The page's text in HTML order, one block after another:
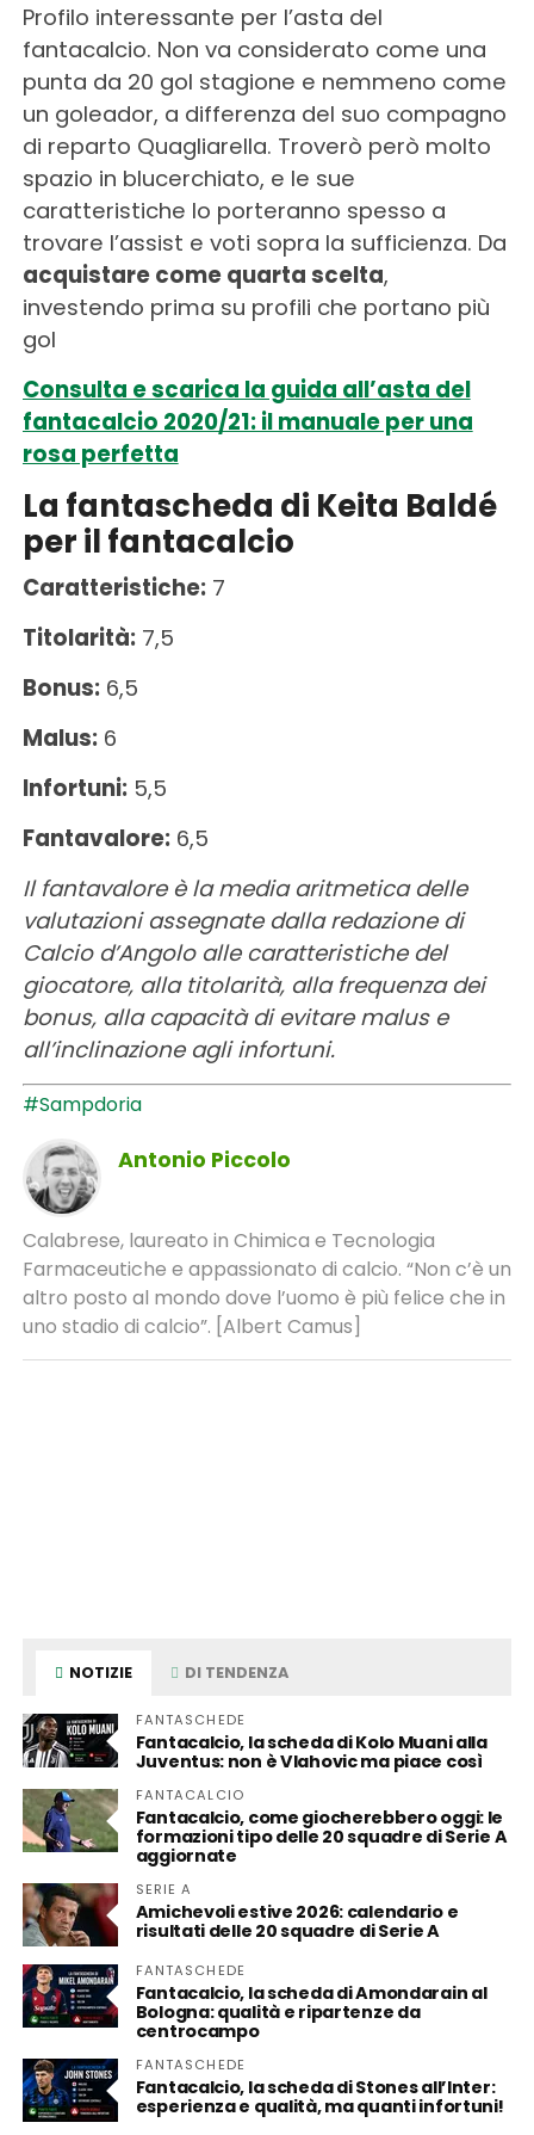
Profilo interessante per l’asta del
fantacalcio. Non va considerato come una
punta da 20 gol stagione e nemmeno come
un goleador, a differenza del suo compagno
di reparto Quagliarella. Troverò però molto
spazio in blucerchiato, e le sue
caratteristiche lo porteranno spesso a
trovare l’assist e voti sopra la sufficienza. Da
acquistare come quarta scelta,
investendo prima su profili che portano più
gol
Consulta e scarica la guida all’asta del
fantacalcio 2020/21: il manuale per una
rosa perfetta
La fantascheda di Keita Baldé
per il fantacalcio
Caratteristiche:7
Titolarità:7,5
Bonus:6,5
Malus:6
Infortuni:5,5
Fantavalore:6,5
Il fantavalore è la media aritmetica delle
valutazioni assegnate dalla redazione di
Calcio d’Angolo alle caratteristiche del
giocatore, alla titolarità, alla frequenza dei
bonus, alla capacità di evitare malus e
all’inclinazione agli infortuni.
#Sampdoria
Antonio Piccolo
Calabrese, laureato in Chimica e Tecnologia
Farmaceutiche e appassionato di calcio. “Non c’è un
altro posto al mondo dove l’uomo è più felice che in
uno stadio di calcio”. [Albert Camus]
NOTIZIE DI TENDENZA
FANTASCHEDE
Fantacalcio, la scheda di Kolo Muani alla
Juventus: non è Vlahovic ma piace così
FANTACALCIO
Fantacalcio, come giocherebbero oggi: le
formazioni tipo delle 20 squadre di Serie A
aggiornate
SERIE A
Amichevoli estive 2026: calendario e
risultati delle 20 squadre di Serie A
FANTASCHEDE
Fantacalcio, la scheda di Amondarain al
Bologna: qualità e ripartenze da
centrocampo
FANTASCHEDE
Fantacalcio, la scheda di Stones all’Inter:
esperienza e qualità, ma quanti infortuni!